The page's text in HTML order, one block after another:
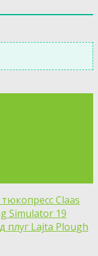
Claas
Simulator 19
плуг Lajta Plough